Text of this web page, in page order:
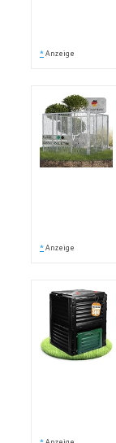
* Anzeige
* Anzeige